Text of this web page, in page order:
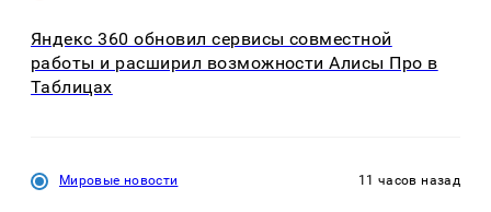
Яндекс 360 обновил сервисы совместной
работы и расширил возможности Алисы Про в
Таблицах
Мировые новости 11 часов назад